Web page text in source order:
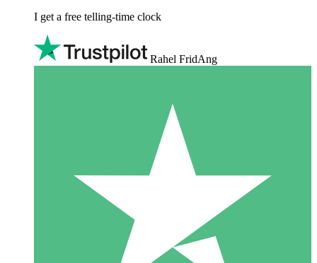
I get a free telling-time clock
Rahel FridAng